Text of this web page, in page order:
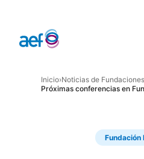
Inicio›Noticias de Fundaciones
Próximas conferencias en
Fundación